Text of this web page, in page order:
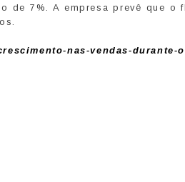
de 7%. A empresa prevê que o
nas-vendas-durante-